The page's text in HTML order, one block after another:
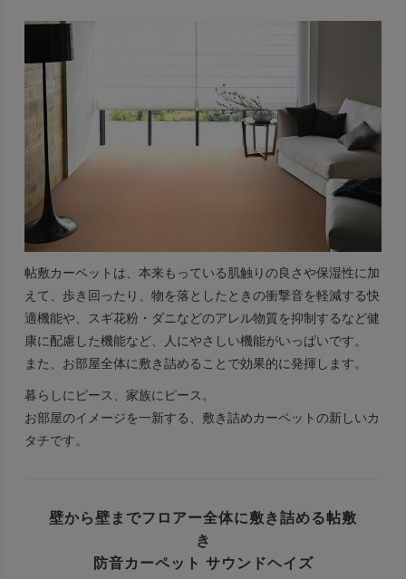
帖敷カーペットは、本来もっている肌触りの良さや保湿性に加
えて、歩き回ったり、物を落としたときの衝撃音を軽減する快
適機能や、スギ花粉・ダニなどのアレル物質を抑制するなど健
康に配慮した機能など、人にやさしい機能がいっぱいです。
また、お部屋全体に敷き詰めることで効果的に発揮します。
暮らしにピース、家族にピース。
お部屋のイメージを一新する、敷き詰めカーペットの新しいカ
タチです。
壁から壁までフロアー全体に敷き詰める帖敷
き
防音カーペット サウンドヘイズ